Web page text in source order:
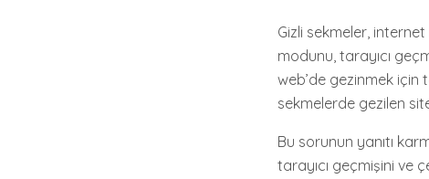
Gizli sekmeler, internet
modunu, tarayıcı
web’de gezinmek için
sekmelerde gezilen
Bu sorunun yanıtı
tarayıcı geçmişini ve